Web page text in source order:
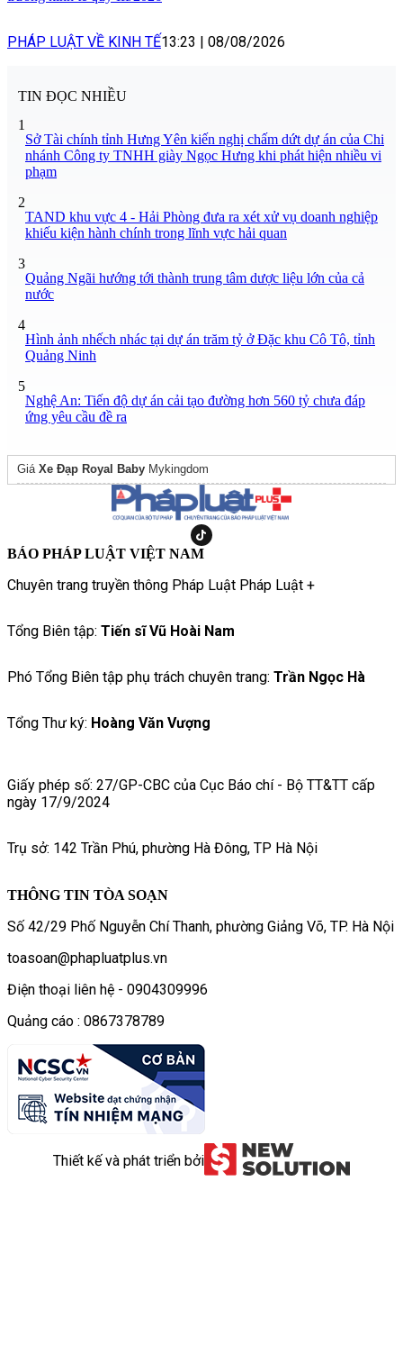
PHÁP LUẬT VỀ KINH TẾ13:23 | 08/08/2026
TIN ĐỌC NHIỀU
1
Sở Tài chính tỉnh Hưng Yên kiến nghị chấm dứt dự án của Chi
nhánh Công ty TNHH giày Ngọc Hưng khi phát hiện nhiều vi
phạm
2
TAND khu vực 4 - Hải Phòng đưa ra xét xử vụ doanh nghiệp
khiếu kiện hành chính trong lĩnh vực hải quan
3
Quảng Ngãi hướng tới thành trung tâm dược liệu lớn của cả
nước
4
Hình ảnh nhếch nhác tại dự án trăm tỷ ở Đặc khu Cô Tô, tỉnh
Quảng Ninh
5
Nghệ An: Tiến độ dự án cải tạo đường hơn 560 tỷ chưa đáp
ứng yêu cầu đề ra
Giá Xe Đạp Royal Baby Mykingdom
BÁO PHÁP LUẬT VIỆT NAM
Chuyên trang truyền thông Pháp Luật Pháp Luật +
Tổng Biên tập: Tiến sĩ Vũ Hoài Nam
Phó Tổng Biên tập phụ trách chuyên trang: Trần Ngọc Hà
Tổng Thư ký: Hoàng Văn Vượng
Giấy phép số: 27/GP-CBC của Cục Báo chí - Bộ TT&TT cấp
ngày 17/9/2024
Trụ sở: 142 Trần Phú, phường Hà Đông, TP Hà Nội
THÔNG TIN TÒA SOẠN
Số 42/29 Phố Nguyễn Chí Thanh, phường Giảng Võ, TP. Hà Nội
toasoan@phapluatplus.vn
Điện thoại liên hệ - 0904309996
Quảng cáo : 0867378789
Thiết kế và phát triển bởi